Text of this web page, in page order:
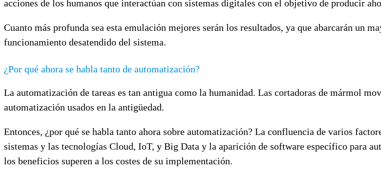
acciones de los humanos que interactúan con sistemas digitales con el objetivo de producir
Cuanto más profunda sea esta emulación mejores serán los resultados, ya que abarcarán un
funcionamiento desatendido del sistema.
¿Por qué ahora se habla tanto de automatización?
La automatización de tareas es tan antigua como la humanidad. Las cortadoras de mármol
automatización usados en la antigüedad.
Entonces, ¿por qué se habla tanto ahora sobre automatización? La confluencia de varios
sistemas y las tecnologías Cloud, IoT, y Big Data y la aparición de software específico para
los beneficios superen a los costes de su implementación.